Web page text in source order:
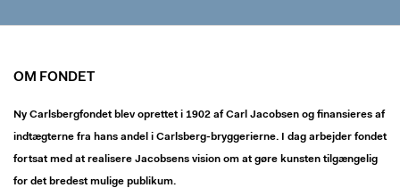
OM FONDET
Ny Carlsbergfondet blev oprettet i 1902 af Carl Jacobsen og finansieres af
indtægterne fra hans andel i Carlsberg-bryggerierne. I dag arbejder fondet
fortsat med at realisere Jacobsens vision om at gøre kunsten tilgængelig
for det bredest mulige publikum.